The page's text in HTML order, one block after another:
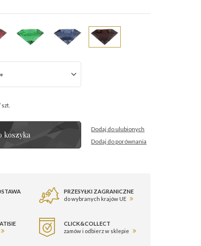
szt.
koszyka
Dodaj do ulubionych
Dodaj do porównania
PRZESYŁKI ZAGRANICZNE
do wybranych krajów UE
CLICK&COLLECT
zamów i odbierz w sklepie